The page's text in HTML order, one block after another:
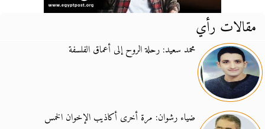
مقالات رأي
محمد سعيد: رحلة الروح إلى أعماق الفلسفة
ضياء رشوان: مرة أخرى أكاذيب الإخوان الخمس